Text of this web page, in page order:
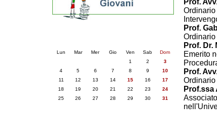
Prof.
Prof.
Prof. Dr.
Emerito
Prof.
Prof.ssa
Lun Mar Mer Gio Ven Sab
Dom
1
2
3
4
5 6 7 8 9
10
11
12 13 14 15 16
17
18
19 20 21 22 23
24
25
26 27 28 29 30 31